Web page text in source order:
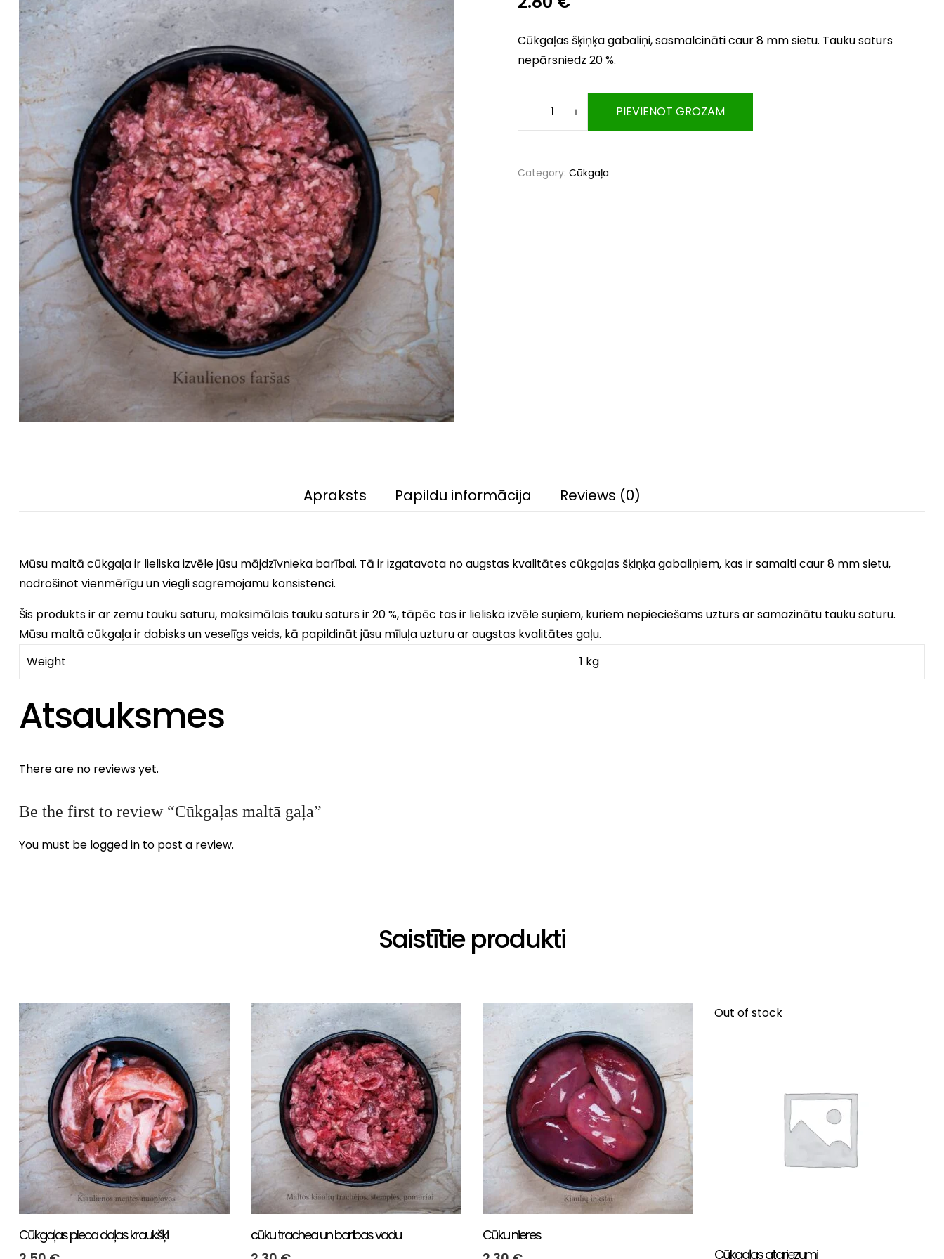
Cūkgaļas šķiņķa gabaliņi, sasmalcināti caur 8 mm sietu. Tauku saturs
nepārsniedz 20 %.
PIEVIENOT GROZAM
Category: Cūkgaļa
Apraksts Papildu informācija Reviews (0)
Mūsu maltā cūkgaļa ir lieliska izvēle jūsu mājdzīvnieka barībai. Tā ir izgatavota no augstas kvalitātes cūkgaļas šķiņķa gabaliņiem, kas ir samalti caur 8 mm sietu,
nodrošinot vienmērīgu un viegli sagremojamu konsistenci.
Šis produkts ir ar zemu tauku saturu, maksimālais tauku saturs ir 20 %, tāpēc tas ir lieliska izvēle suņiem, kuriem nepieciešams uzturs ar samazinātu tauku saturu.
Mūsu maltā cūkgaļa ir dabisks un veselīgs veids, kā papildināt jūsu mīluļa uzturu ar augstas kvalitātes gaļu.
Weight
1 kg
Atsauksmes
There are no reviews yet.
Be the first to review “Cūkgaļas maltā gaļa”
You must be logged into post a review.
Saistītie produkti
Cūkgaļas pleca daļas kraukšķi
cūku trachea un baribas vadu
Cūku nieres
Out of stock
Cūkgaļas atgriezumi